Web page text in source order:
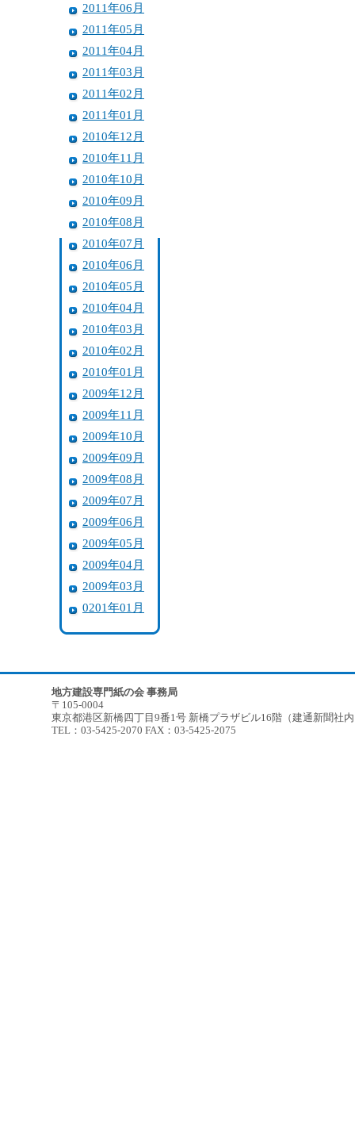
2011年06月
2011年05月
2011年04月
2011年03月
2011年02月
2011年01月
2010年12月
2010年11月
2010年10月
2010年09月
2010年08月
2010年07月
2010年06月
2010年05月
2010年04月
2010年03月
2010年02月
2010年01月
2009年12月
2009年11月
2009年10月
2009年09月
2009年08月
2009年07月
2009年06月
2009年05月
2009年04月
2009年03月
0201年01月
地方建設専門紙の会 事務局
〒105-0004
東京都港区新橋四丁目9番1号 新橋プラザビル16階（建通新聞社
TEL：03-5425-2070 FAX：03-5425-2075